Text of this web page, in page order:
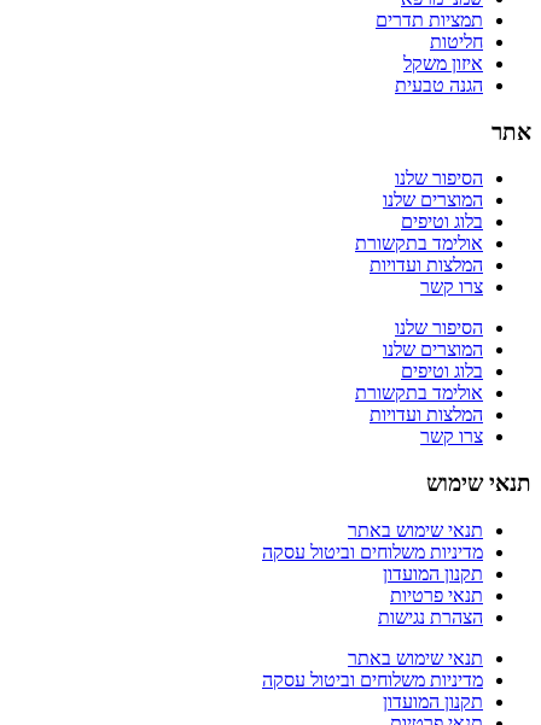
תמציות תדרים
חליטות
איזון משקל
הגנה טבעית
אתר
הסיפור שלנו
המוצרים שלנו
בלוג וטיפים
אולימד בתקשורת
המלצות ועדויות
צרו קשר
הסיפור שלנו
המוצרים שלנו
בלוג וטיפים
אולימד בתקשורת
המלצות ועדויות
צרו קשר
תנאי שימוש
תנאי שימוש באתר
מדיניות משלוחים וביטול עסקה
תקנון המועדון
תנאי פרטיות
הצהרת נגישות
תנאי שימוש באתר
מדיניות משלוחים וביטול עסקה
תקנון המועדון